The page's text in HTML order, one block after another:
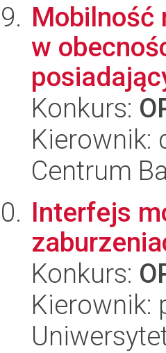
Mobilność
w
Konkurs:
Kierownik:
Centrum
Interfejs
Konkurs:
Kierownik: